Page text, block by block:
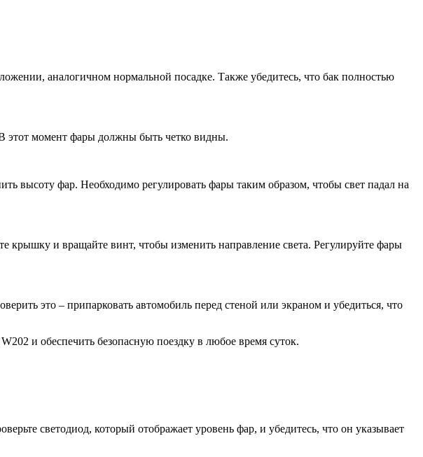
аналогичном нормальной посадке. Также убедитесь, что бак полностью
этот момент фары должны быть четко видны.
высоту фар. Необходимо регулировать фары таким образом, чтобы свет падал на
крышку и вращайте винт, чтобы изменить направление света. Регулируйте фары
это – припарковать автомобиль перед стеной или экраном и убедиться, что
и обеспечить безопасную поездку в любое время суток.
светодиод, который отображает уровень фар, и убедитесь, что он указывает